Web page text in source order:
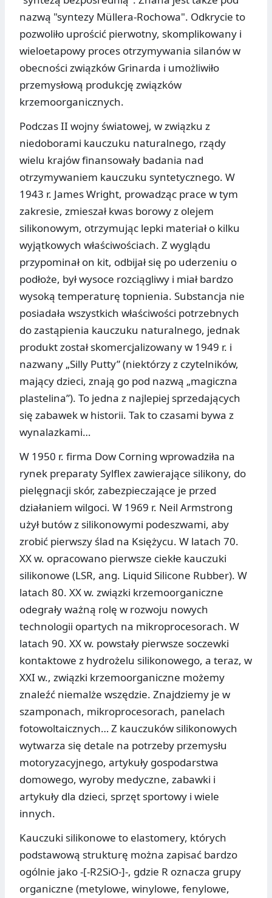
nazwą "syntezy Müllera-Rochowa". Odkrycie to
pozwoliło uprościć pierwotny, skomplikowany i
wieloetapowy proces otrzymywania silanów w
obecności związków Grinarda i umożliwiło
przemysłową produkcję związków
krzemoorganicznych.
Podczas II wojny światowej, w związku z
niedoborami kauczuku naturalnego, rządy
wielu krajów finansowały badania nad
otrzymywaniem kauczuku syntetycznego. W
1943 r. James Wright, prowadząc prace w tym
zakresie, zmieszał kwas borowy z olejem
silikonowym, otrzymując lepki materiał o kilku
wyjątkowych właściwościach. Z wyglądu
przypominał on kit, odbijał się po uderzeniu o
podłoże, był wysoce rozciągliwy i miał bardzo
wysoką temperaturę topnienia. Substancja nie
posiadała wszystkich właściwości potrzebnych
do zastąpienia kauczuku naturalnego, jednak
produkt został skomercjalizowany w 1949 r. i
nazwany „Silly Putty” (niektórzy z czytelników,
mający dzieci, znają go pod nazwą „magiczna
plastelina”). To jedna z najlepiej sprzedających
się zabawek w historii. Tak to czasami bywa z
wynalazkami…
W 1950 r. firma Dow Corning wprowadziła na
rynek preparaty Sylflex zawierające silikony, do
pielęgnacji skór, zabezpieczające je przed
działaniem wilgoci. W 1969 r. Neil Armstrong
użył butów z silikonowymi podeszwami, aby
zrobić pierwszy ślad na Księżycu. W latach 70.
XX w. opracowano pierwsze ciekłe kauczuki
silikonowe (LSR, ang. Liquid Silicone Rubber). W
latach 80. XX w. związki krzemoorganiczne
odegrały ważną rolę w rozwoju nowych
technologii opartych na mikroprocesorach. W
latach 90. XX w. powstały pierwsze soczewki
kontaktowe z hydrożelu silikonowego, a teraz, w
XXI w., związki krzemoorganiczne możemy
znaleźć niemalże wszędzie. Znajdziemy je w
szamponach, mikroprocesorach, panelach
fotowoltaicznych… Z kauczuków silikonowych
wytwarza się detale na potrzeby przemysłu
motoryzacyjnego, artykuły gospodarstwa
domowego, wyroby medyczne, zabawki i
artykuły dla dzieci, sprzęt sportowy i wiele
innych.
Kauczuki silikonowe to elastomery, których
podstawową strukturę można zapisać bardzo
ogólnie jako -[-R2SiO-]-, gdzie R oznacza grupy
organiczne (metylowe, winylowe, fenylowe,